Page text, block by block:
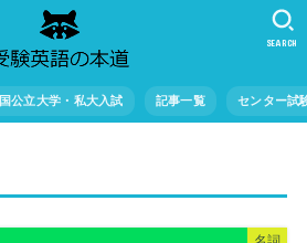
国公立大学・私大入試 記事一覧 センター試
SEARCH